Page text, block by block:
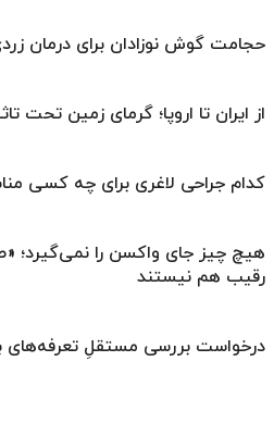
حجامت گوش نوزادان برای درمان
از ایران تا اروپا؛ گرمای زمین تحت
کدام جراحی لاغری برای چه کسی
هیچ چیز جای واکسن را نمی‌گیرد؛
رقیب هم نیستند
درخواست بررسی مستقلِ تعرفه‌های